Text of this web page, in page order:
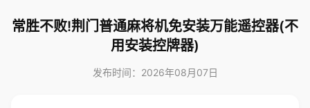
常胜不败!荆门普通麻将机免安装万能遥控器(不
用安装控牌器)
发布时间：2026年08月07日